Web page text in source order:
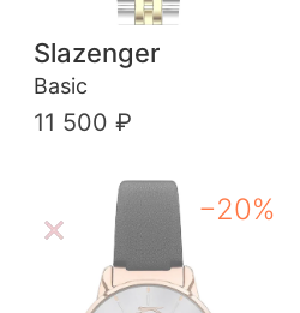
Slazenger
Basic
11 500 ₽
−20%